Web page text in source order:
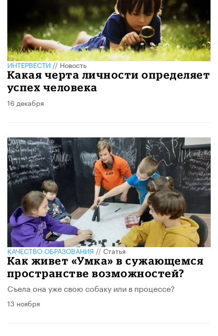
ИНТЕРВЕСТИ//Новость
Какая черта личности определяет
успех человека
16 декабря
КАЧЕСТВО ОБРАЗОВАНИЯ//Статья
Как живет «Умка» в сужающемся
пространстве возможностей?
Съела она уже свою собаку или в процессе?
13 ноября